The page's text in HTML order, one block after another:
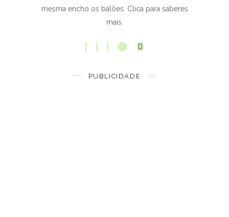
mesma encho os balões. Clica para saberes
mais.
PUBLICIDADE